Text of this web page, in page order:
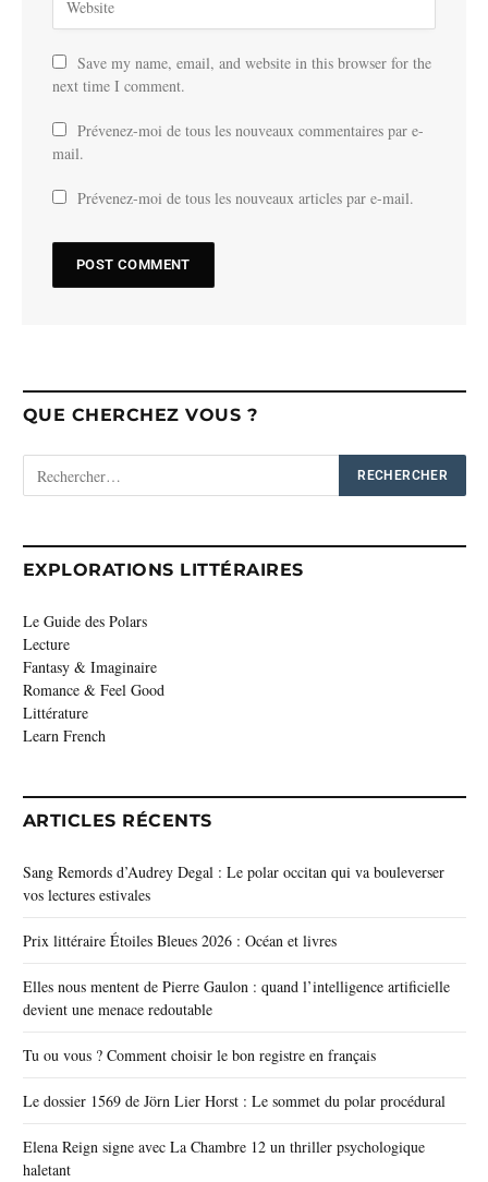
Save my name, email, and website in this browser for the
next time I comment.
Prévenez-moi de tous les nouveaux commentaires par e-
mail.
Prévenez-moi de tous les nouveaux articles par e-mail.
QUE CHERCHEZ VOUS ?
EXPLORATIONS LITTÉRAIRES
Le Guide des Polars
Lecture
Fantasy & Imaginaire
Romance & Feel Good
Littérature
Learn French
ARTICLES RÉCENTS
Sang Remords d’Audrey Degal : Le polar occitan qui va bouleverser
vos lectures estivales
Prix littéraire Étoiles Bleues 2026 : Océan et livres
Elles nous mentent de Pierre Gaulon : quand l’intelligence artificielle
devient une menace redoutable
Tu ou vous ? Comment choisir le bon registre en français
Le dossier 1569 de Jörn Lier Horst : Le sommet du polar procédural
Elena Reign signe avec La Chambre 12 un thriller psychologique
haletant